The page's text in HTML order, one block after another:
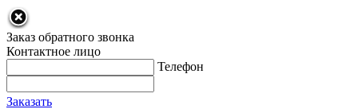
Заказ обратного звонка
Контактное лицо
Телефон
Заказать